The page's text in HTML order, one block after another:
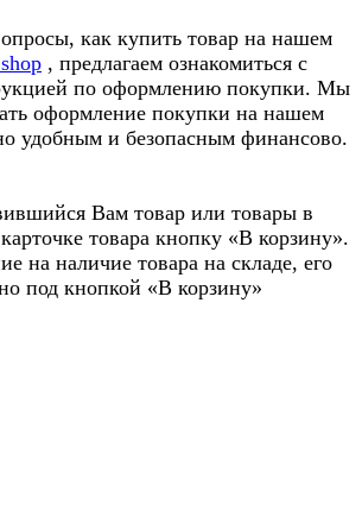
как купить товар на нашем
, предлагаем ознакомиться с
по оформлению покупки. Мы
оформление покупки на нашем
удобным и безопасным финансово.
Вам товар или товары в
товара кнопку «В корзину».
на наличие товара на складе, его
под кнопкой «В корзину»